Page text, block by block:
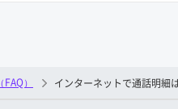
） インターネットで通話明細